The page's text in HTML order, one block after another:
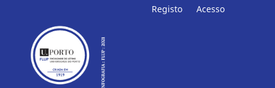
Registo Acesso